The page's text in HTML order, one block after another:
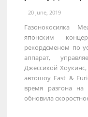
20 June, 2019
Газонокосилка
японским
рекордсменом по
аппарат,
Джессикой
автошоу Fast &
время разгона на
обновила